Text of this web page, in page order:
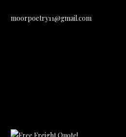
moorpoetry11@gmail.com